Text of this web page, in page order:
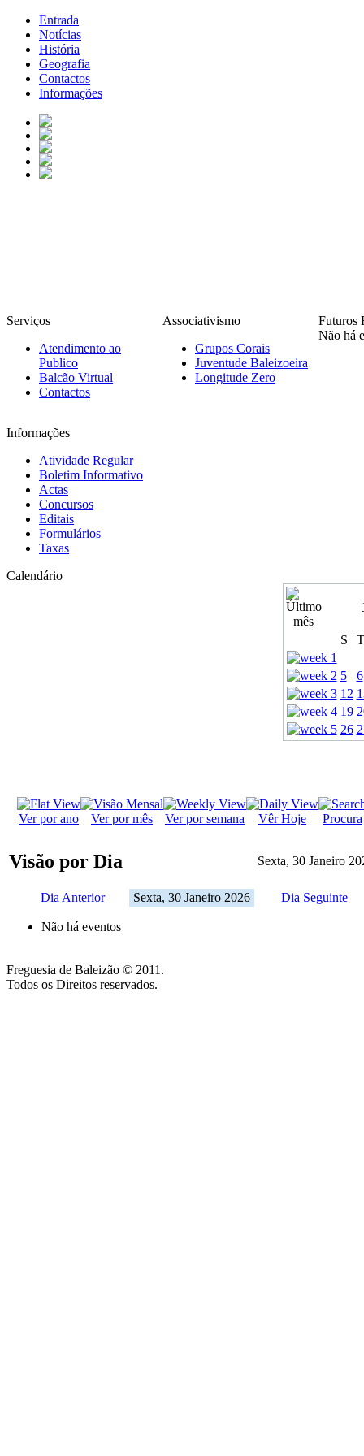
Entrada
Notícias
História
Geografia
Contactos
Informações
Serviços
Atendimento ao
Publico
Balcão Virtual
Contactos
Associativismo
Grupos Corais
Juventude Baleizoeira
Longitude Zero
Futuros
Não há
Informações
Atividade Regular
Boletim Informativo
Actas
Concursos
Editais
Formulários
Taxas
Calendário
S T
5
6
12
19
26
Ver por ano Ver por mês Ver por semana Vêr Hoje Procura
Visão por Dia Sexta, 30 Janeiro
Dia Anterior Sexta, 30 Janeiro 2026 Dia Seguinte
Não há eventos
Freguesia de Baleizão © 2011.
Todos os Direitos reservados.